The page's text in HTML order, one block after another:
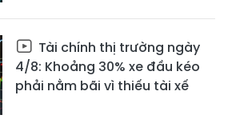
Tài chính thị trường ngày
4/8: Khoảng 30% xe đầu kéo
phải nằm bãi vì thiếu tài xế